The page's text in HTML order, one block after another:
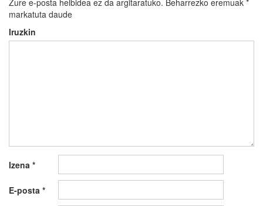
markatuta daude
Iruzkin
Izena *
E-posta *